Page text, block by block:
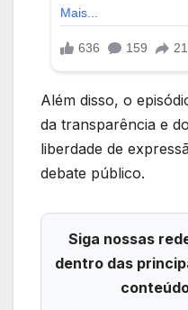
Além disso, o
da transparência e
liberdade de
debate público.
Siga nossas
dentro das